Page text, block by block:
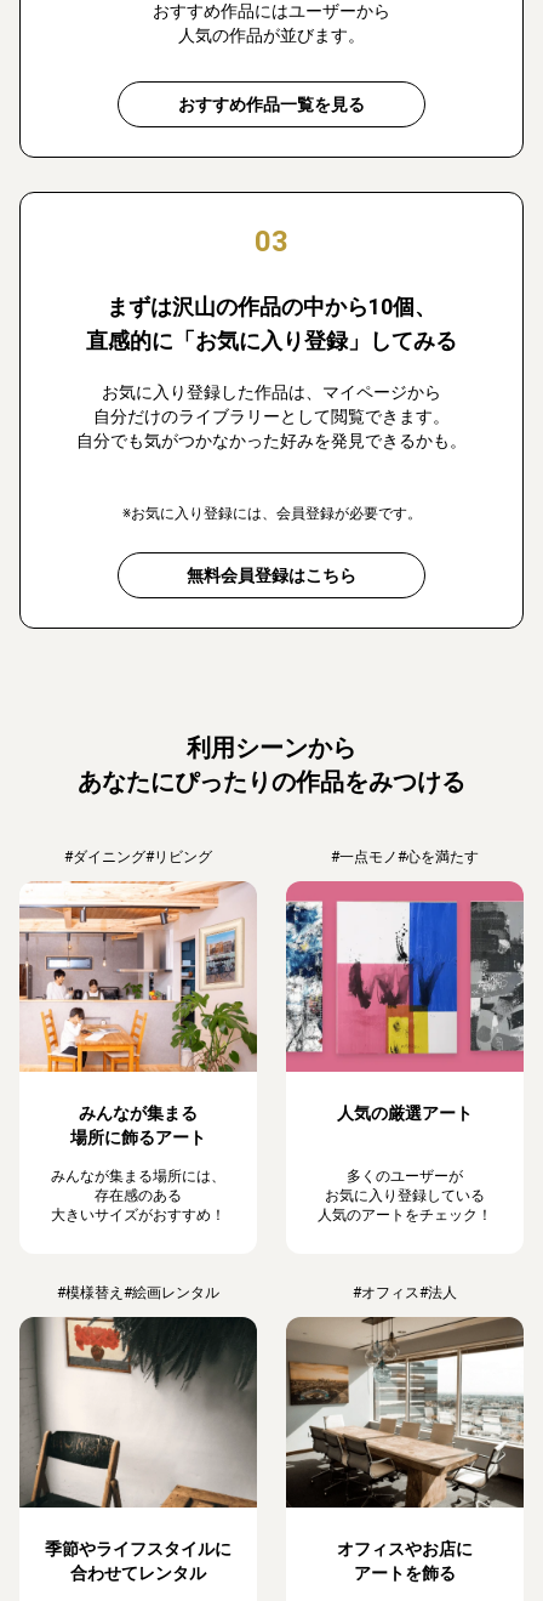
おすすめ作品にはユーザーから
人気の作品が並びます。
おすすめ作品一覧を見る
03
まずは沢山の作品の中から10個、
直感的に「お気に入り登録」してみる
お気に入り登録した作品は、マイページから
自分だけのライブラリーとして閲覧できます。
自分でも気がつかなかった好みを発見できるかも。
※お気に入り登録には、会員登録が必要です。
無料会員登録はこちら
利用シーンから
あなたにぴったりの作品をみつける
#ダイニング#リビング
みんなが集まる
場所に飾るアート
みんなが集まる場所には、
存在感のある
大きいサイズがおすすめ！
#一点モノ#心を満たす
人気の厳選アート
多くのユーザーが
お気に入り登録している
人気のアートをチェック！
#模様替え #絵画レンタル
季節やライフスタイルに
合わせてレンタル
#オフィス#法人
オフィスやお店に
アートを飾る